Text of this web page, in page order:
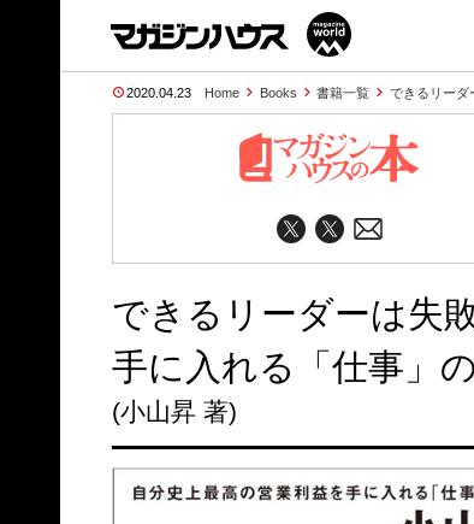
2020.04.23 Home Books 書籍一覧 できるリーダ
できるリーダーは失
手に入れる「仕事」
(小山昇 著)